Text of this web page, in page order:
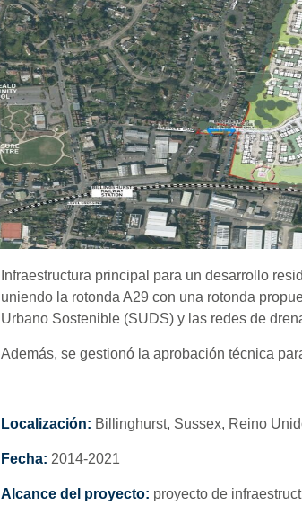
Infraestructura principal para un desarrollo
uniendo la rotonda A29 con una rotonda
Urbano Sostenible (SUDS) y las redes de
Además, se gestionó la aprobación técnica
Localización: Billinghurst, Sussex, Reino
Fecha: 2014-2021
Alcance del proyecto: proyecto de